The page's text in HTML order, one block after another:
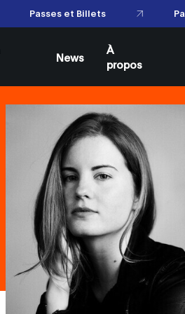
Passes et Billets
News
À
propos